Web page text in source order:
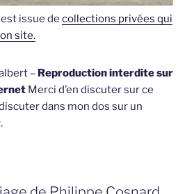
issue de collections privées qui
site.
– Reproduction interdite sur
Merci d’en discuter sur ce
dans mon dos sur un